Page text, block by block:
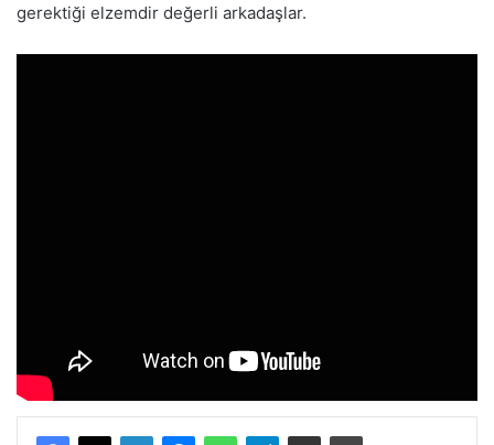
gerektiği elzemdir değerli arkadaşlar.